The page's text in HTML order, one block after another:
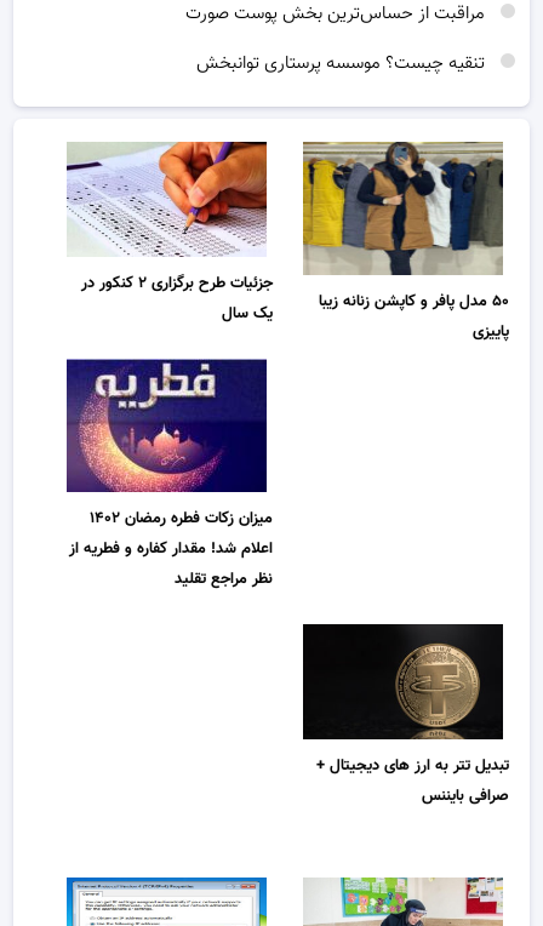
مراقبت از حساس‌ترین بخش پوست صورت
تنقیه چیست؟ موسسه پرستاری توانبخش
۵۰ مدل پافر و کاپشن زنانه زیبا
پاییزی
جزئیات طرح برگزاری ۲ کنکور در
یک سال
میزان زکات فطره رمضان ۱۴۰۲
اعلام شد! مقدار کفاره و فطریه از
نظر مراجع تقلید
تبدیل تتر به ارز های دیجیتال +
صرافی بایننس